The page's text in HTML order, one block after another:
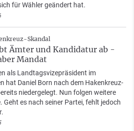
für Wähler geändert hat.
Skandal
Ämter und Kandidatur ab -
Mandat
als Landtagsvizepräsident im
hat Daniel Born nach dem Hakenkreuz-
niedergelegt. Nun folgen weitere
Geht es nach seiner Partei, fehlt jedoch